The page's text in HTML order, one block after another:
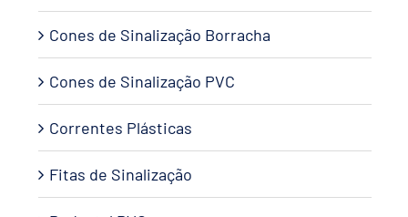
Cones de Sinalização Borracha
Cones de Sinalização PVC
Correntes Plásticas
Fitas de Sinalização